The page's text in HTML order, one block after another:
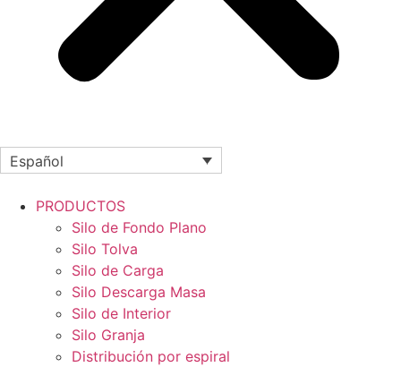
Español
PRODUCTOS
Silo de Fondo Plano
Silo Tolva
Silo de Carga
Silo Descarga Masa
Silo de Interior
Silo Granja
Distribución por espiral